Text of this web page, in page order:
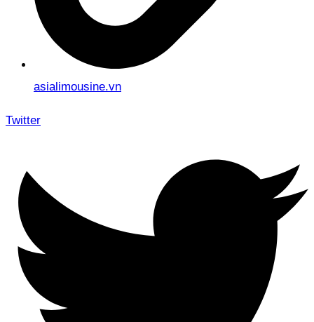
asialimousine.vn
Twitter